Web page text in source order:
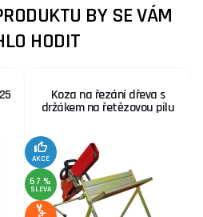
BY SE VÁM
HODIT
Koza na řezání dřeva s
držákem na řetězovou pilu
AKCE
67 %
SLEVA